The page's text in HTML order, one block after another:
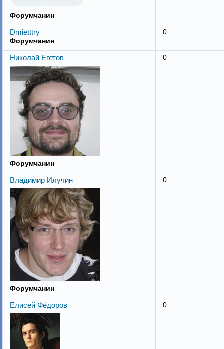
Форумчанин
Dmietttry
Форумчанин
0
Николай Егетов
Форумчанин
0
Владимир Илучин
Форумчанин
0
Елисей Фёдоров 0